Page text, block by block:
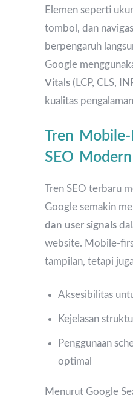
Elemen seperti
tombol, dan
berpengaruh
Google
Vitals (LCP, CLS,
kualitas
Tren
SEO Modern
Tren SEO terbaru
Google semakin
dan user signals
website. Mobile-
tampilan, tetapi
Aksesibilitas
Kejelasan
Penggunaan
optimal
Menurut Google